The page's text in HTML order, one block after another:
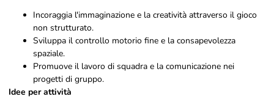
Incoraggia l'immaginazione e la creatività attraverso il gioco
non strutturato.
Sviluppa il controllo motorio fine e la consapevolezza
spaziale.
Promuove il lavoro di squadra e la comunicazione nei
progetti di gruppo.
Idee per attività